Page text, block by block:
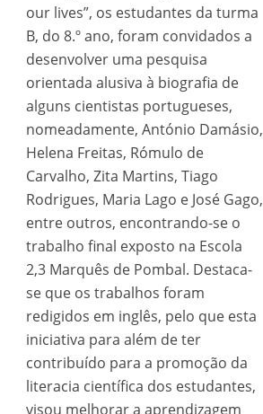
our lives”, os estudantes da turma
B, do 8.º ano, foram convidados a
desenvolver uma pesquisa
orientada alusiva à biografia de
alguns cientistas portugueses,
nomeadamente, António Damásio,
Helena Freitas, Rómulo de
Carvalho, Zita Martins, Tiago
Rodrigues, Maria Lago e José Gago,
entre outros, encontrando-se o
trabalho final exposto na Escola
2,3 Marquês de Pombal. Destaca-
se que os trabalhos foram
redigidos em inglês, pelo que esta
iniciativa para além de ter
contribuído para a promoção da
literacia científica dos estudantes,
visou melhorar a aprendizagem